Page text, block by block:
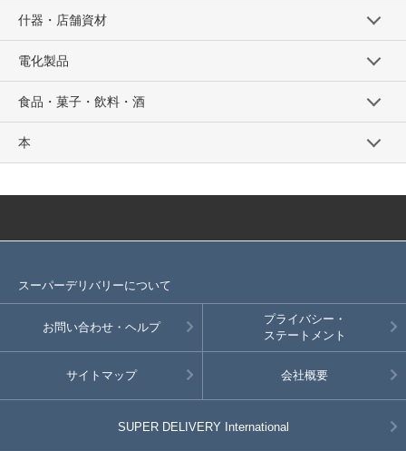
什器・店舗資材
電化製品
食品・菓子・飲料・酒
本
スーパーデリバリーについて
お問い合わせ・ヘルプ
プライバシー・
ステートメント
サイトマップ 会社概要
SUPER DELIVERY International